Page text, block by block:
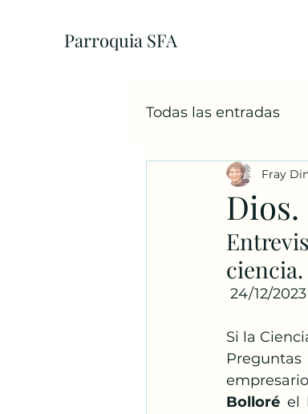
Parroquia SFA
Todas las entradas
EcoParroquia
Sacramentos
Familia
Santos
Fray
24/12/2023
Si la
Bolloré el